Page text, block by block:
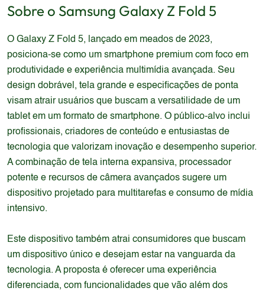
Sobre o Samsung Galaxy Z Fold 5
O Galaxy Z Fold 5, lançado em meados de 2023,
posiciona-se como um smartphone premium com foco em
produtividade e experiência multimídia avançada. Seu
design dobrável, tela grande e especificações de ponta
visam atrair usuários que buscam a versatilidade de um
tablet em um formato de smartphone. O público-alvo inclui
profissionais, criadores de conteúdo e entusiastas de
tecnologia que valorizam inovação e desempenho superior.
A combinação de tela interna expansiva, processador
potente e recursos de câmera avançados sugere um
dispositivo projetado para multitarefas e consumo de mídia
intensivo.
Este dispositivo também atrai consumidores que buscam
um dispositivo único e desejam estar na vanguarda da
tecnologia. A proposta é oferecer uma experiência
diferenciada, com funcionalidades que vão além dos